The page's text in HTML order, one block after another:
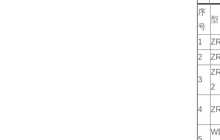
序
号
型
1
2
3
2
4